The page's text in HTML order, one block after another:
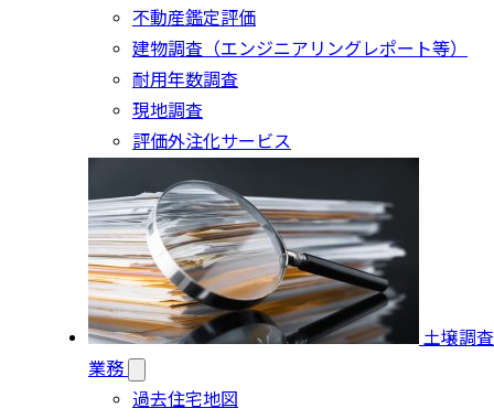
不動産鑑定評価
建物調査（エンジニアリングレポート等）
耐用年数調査
現地調査
評価外注化サービス
土壌調査
業務
過去住宅地図